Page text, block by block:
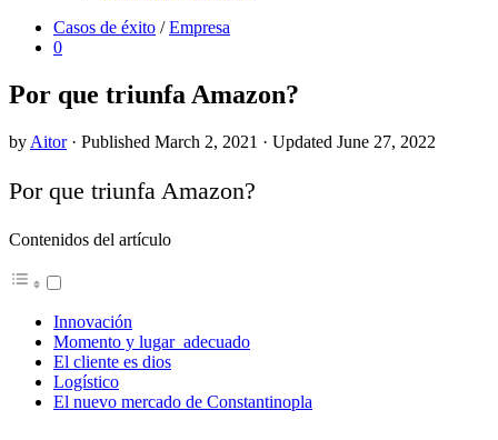
Casos de éxito / Empresa
0
Por que triunfa Amazon?
by Aitor · Published March 2, 2021 · Updated June 27, 2022
Por que triunfa Amazon?
Contenidos del artículo
Innovación
Momento y lugar adecuado
El cliente es dios
Logístico
El nuevo mercado de Constantinopla